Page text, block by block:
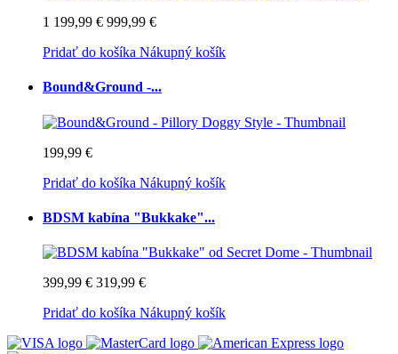
1 199,99 € 999,99 €
Pridať do košíka Nákupný košík
Bound&Ground -...
199,99 €
Pridať do košíka Nákupný košík
BDSM kabína "Bukkake"...
399,99 € 319,99 €
Pridať do košíka Nákupný košík